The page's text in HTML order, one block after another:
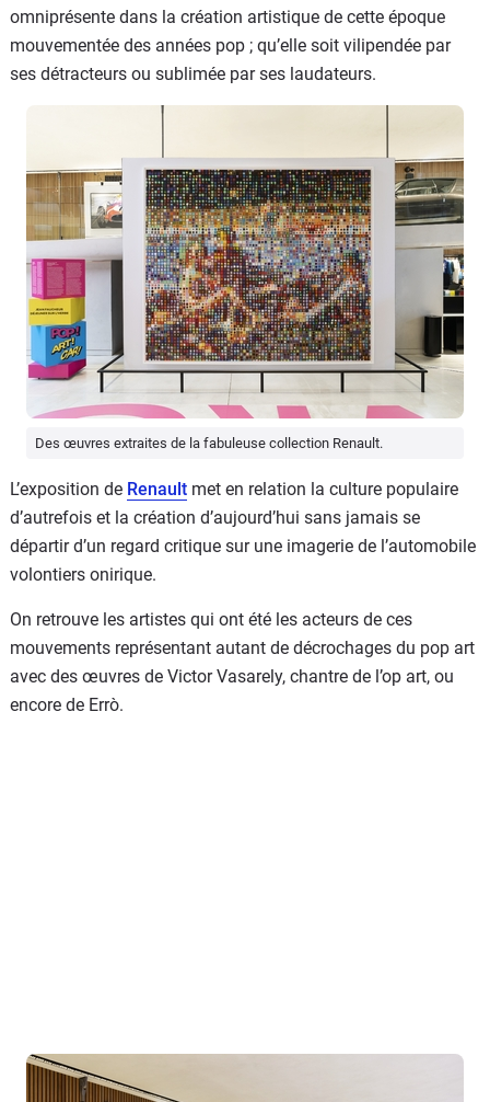
omniprésente dans la création artistique de cette époque
mouvementée des années pop ; qu’elle soit vilipendée par
ses détracteurs ou sublimée par ses laudateurs.
Des œuvres extraites de la fabuleuse collection Renault.
L’exposition de Renault met en relation la culture populaire
d’autrefois et la création d’aujourd’hui sans jamais se
départir d’un regard critique sur une imagerie de l’automobile
volontiers onirique.
On retrouve les artistes qui ont été les acteurs de ces
mouvements représentant autant de décrochages du pop art
avec des œuvres de Victor Vasarely, chantre de l’op art, ou
encore de Errò.